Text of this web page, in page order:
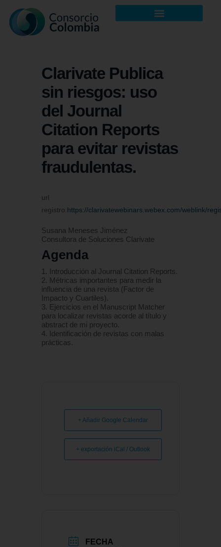
Clarivate Publica
sin riesgos: uso
del Journal
Citation Reports
para evitar revistas
fraudulentas.
url
registro: https://clarivatewebinars.webex.com/weblink/
Susana Meneses Jiménez
Consultora de Soluciones Clarivate
Agenda
1. Introducción al Journal Citation Reports.
2. Métricas importantes para medir la
influencia de una revista (Factor de
Impacto y Cuartiles).
3. Ejercicios en el Manuscript Matcher
para localizar revistas acorde al título y
abstract de mi proyecto.
4. Identificación de revistas con malas
prácticas.
+ Añadir Google Calendar
+ exportación iCal / Outlook
FECHA